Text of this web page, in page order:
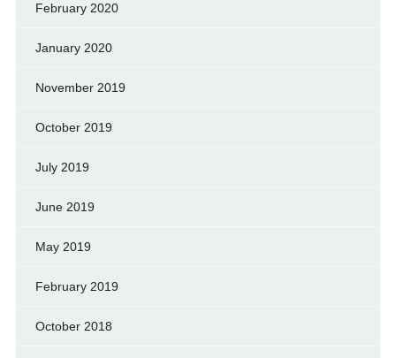
February 2020
January 2020
November 2019
October 2019
July 2019
June 2019
May 2019
February 2019
October 2018